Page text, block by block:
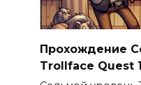
Прохождение
Trollface Quest 1